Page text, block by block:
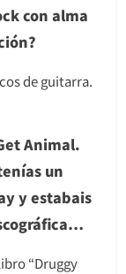
con alma
de guitarra.
Animal.
un
y estabais
“Druggy